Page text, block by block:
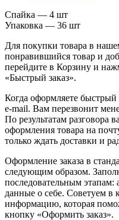
Спайка — 4 шт
Упаковка — 36 шт
Для покупки товара в
понравившийся товар и
перейдите в Корзину и
«Быстрый заказ».
Когда оформляете
e-mail. Вам перезвонит
По результатам разговора
оформления товара на
только ждать доставки и
Оформление заказа в
следующим образом.
последовательным этапам:
данные о себе. Советуем в
информацию, которая
кнопку «Оформить заказ».